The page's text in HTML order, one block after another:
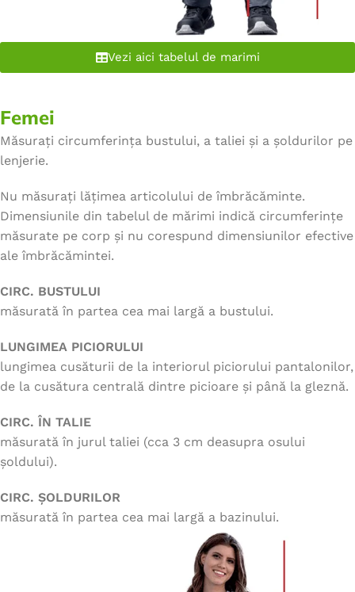
Vezi aici tabelul de marimi
Femei
Măsurați circumferința bustului, a taliei și a șoldurilor pe
lenjerie.
Nu măsurați lățimea articolului de îmbrăcăminte.
Dimensiunile din tabelul de mărimi indică circumferințe
măsurate pe corp și nu corespund dimensiunilor efective
ale îmbrăcămintei.
CIRC. BUSTULUI
măsurată în partea cea mai largă a bustului.
LUNGIMEA PICIORULUI
lungimea cusăturii de la interiorul piciorului pantalonilor,
de la cusătura centrală dintre picioare și până la gleznă.
CIRC. ÎN TALIE
măsurată în jurul taliei (cca 3 cm deasupra osului
șoldului).
CIRC. ȘOLDURILOR
măsurată în partea cea mai largă a bazinului.